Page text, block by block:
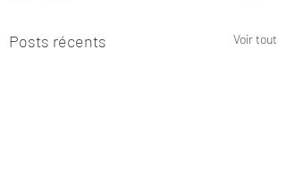
Posts récents Voir tout